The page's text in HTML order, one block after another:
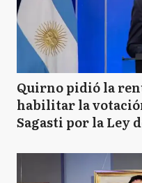
Quirno pidió la
habilitar la
Sagasti por la Ley